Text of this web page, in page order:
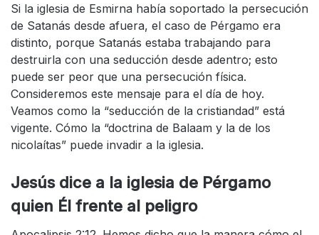
Si la iglesia de Esmirna había soportado la persecución
de Satanás desde afuera, el caso de Pérgamo era
distinto, porque Satanás estaba trabajando para
destruirla con una seducción desde adentro; esto
puede ser peor que una persecución física.
Consideremos este mensaje para el día de hoy.
Veamos como la “seducción de la cristiandad” está
vigente. Cómo la “doctrina de Balaam y la de los
nicolaítas” puede invadir a la iglesia.
Jesús dice a la iglesia de Pérgamo
quien Él frente al peligro